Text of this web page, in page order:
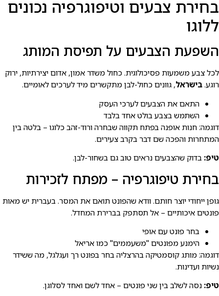
בחירת צבעים וטיפוגרפיה נכונים
ללוגו
השפעת הצבעים על תפיסת המותג
לכל צבע משמעות פסיכולוגית. כחול משדר אמון, אדום יצירתיות, ירוק
רוגע.בישראל, גוונים כחול-לבן מתקשרים מיד לערכים לאומיים.
התאם את הצבעים לערכי העסק
השתמש בצבע בולט אחד בלבד
דוגמה: חנות אופנה בפתח תקווה שבחרה ורוד-זהב כלוגו – בלטה בין
המתחרות והפכה שם דבר בקרב צעירים.
טיפ: בדוק שהצבעים נראים טוב גם בשחור-לבן.
בחירת טיפוגרפיה – מפתח לזכירות
גופן ייחודי יוצר חותם. וודא שהפונט תואם את המסר. בעברית יש מאות
פונטים איכותיים – אל תסתפק בברירת המחדל.
בחר פונט עם אופי
הימנע מפונטים "משעממים" כמו אריאל
דוגמה: מותג קוסמטיקה בהרצליה בחר בפונט רך ועגלגל, מה ששידר
נשיות ועדינות.
טיפ: נסה לשלב בין שני פונטים – אחד לשם ואחד לסלוגן.